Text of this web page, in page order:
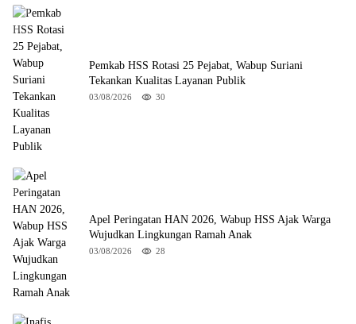
Pemkab HSS Rotasi 25 Pejabat, Wabup Suriani
Tekankan Kualitas Layanan Publik
03/08/2026 30
Apel Peringatan HAN 2026, Wabup HSS Ajak Warga
Wujudkan Lingkungan Ramah Anak
03/08/2026 28